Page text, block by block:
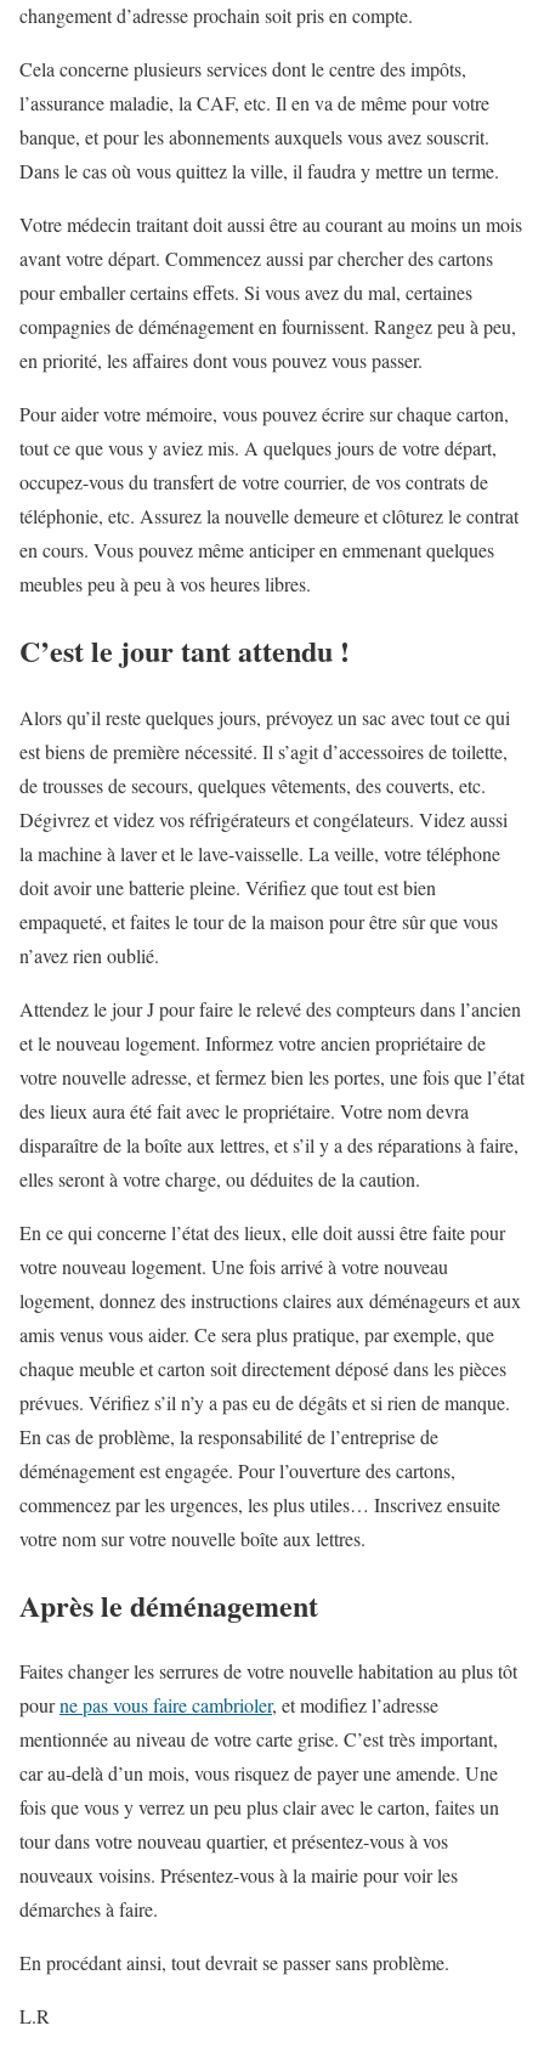
changement d’adresse prochain soit pris en compte.
Cela concerne plusieurs services dont le centre des impôts,
l’assurance maladie, la CAF, etc. Il en va de même pour votre
banque, et pour les abonnements auxquels vous avez souscrit.
Dans le cas où vous quittez la ville, il faudra y mettre un terme.
Votre médecin traitant doit aussi être au courant au moins un mois
avant votre départ. Commencez aussi par chercher des cartons
pour emballer certains effets. Si vous avez du mal, certaines
compagnies de déménagement en fournissent. Rangez peu à peu,
en priorité, les affaires dont vous pouvez vous passer.
Pour aider votre mémoire, vous pouvez écrire sur chaque carton,
tout ce que vous y aviez mis. A quelques jours de votre départ,
occupez-vous du transfert de votre courrier, de vos contrats de
téléphonie, etc. Assurez la nouvelle demeure et clôturez le contrat
en cours. Vous pouvez même anticiper en emmenant quelques
meubles peu à peu à vos heures libres.
C’est le jour tant attendu !
Alors qu’il reste quelques jours, prévoyez un sac avec tout ce qui
est biens de première nécessité. Il s’agit d’accessoires de toilette,
de trousses de secours, quelques vêtements, des couverts, etc.
Dégivrez et videz vos réfrigérateurs et congélateurs. Videz aussi
la machine à laver et le lave-vaisselle. La veille, votre téléphone
doit avoir une batterie pleine. Vérifiez que tout est bien
empaqueté, et faites le tour de la maison pour être sûr que vous
n’avez rien oublié.
Attendez le jour J pour faire le relevé des compteurs dans l’ancien
et le nouveau logement. Informez votre ancien propriétaire de
votre nouvelle adresse, et fermez bien les portes, une fois que l’état
des lieux aura été fait avec le propriétaire. Votre nom devra
disparaître de la boîte aux lettres, et s’il y a des réparations à faire,
elles seront à votre charge, ou déduites de la caution.
En ce qui concerne l’état des lieux, elle doit aussi être faite pour
votre nouveau logement. Une fois arrivé à votre nouveau
logement, donnez des instructions claires aux déménageurs et aux
amis venus vous aider. Ce sera plus pratique, par exemple, que
chaque meuble et carton soit directement déposé dans les pièces
prévues. Vérifiez s’il n’y a pas eu de dégâts et si rien de manque.
En cas de problème, la responsabilité de l’entreprise de
déménagement est engagée. Pour l’ouverture des cartons,
commencez par les urgences, les plus utiles… Inscrivez ensuite
votre nom sur votre nouvelle boîte aux lettres.
Après le déménagement
Faites changer les serrures de votre nouvelle habitation au plus tôt
pourne pas vous faire cambrioler, et modifiez l’adresse
mentionnée au niveau de votre carte grise. C’est très important,
car au-delà d’un mois, vous risquez de payer une amende. Une
fois que vous y verrez un peu plus clair avec le carton, faites un
tour dans votre nouveau quartier, et présentez-vous à vos
nouveaux voisins. Présentez-vous à la mairie pour voir les
démarches à faire.
En procédant ainsi, tout devrait se passer sans problème.
L.R